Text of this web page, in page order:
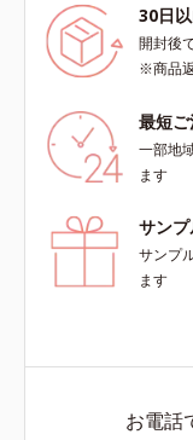
30日
開封後
※商品
最短
一部地
ます
サン
サンプ
ます
お電話